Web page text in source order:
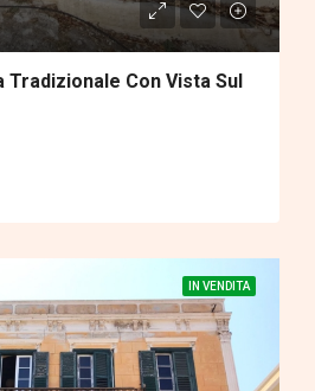
Con Vista Sul
IN VENDITA